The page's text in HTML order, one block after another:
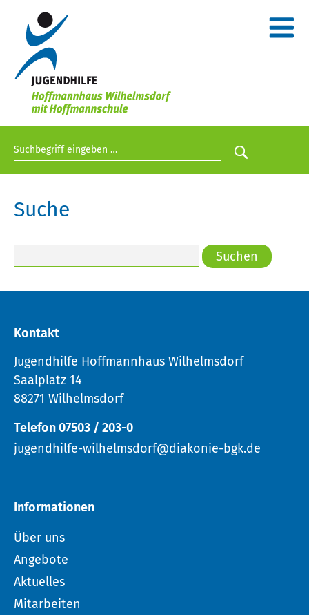
Suchbegriff eingeben
Suche
Suche
Suchen
Kontakt
Jugendhilfe Hoffmannhaus Wilhelmsdorf
Saalplatz 14
88271 Wilhelmsdorf
Telefon 07503 / 203-0
jugendhilfe-wilhelmsdorf@diakonie-bgk.de
Informationen
Über uns
Angebote
Aktuelles
Mitarbeiten